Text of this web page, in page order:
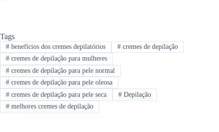
Tags
#benefícios dos cremes depilatórios #cremes de depilação
#cremes de depilação para mulheres
#cremes de depilação para pele normal
#cremes de depilação para pele oleosa
#cremes de depilação para pele seca #Depilação
#melhores cremes de depilação